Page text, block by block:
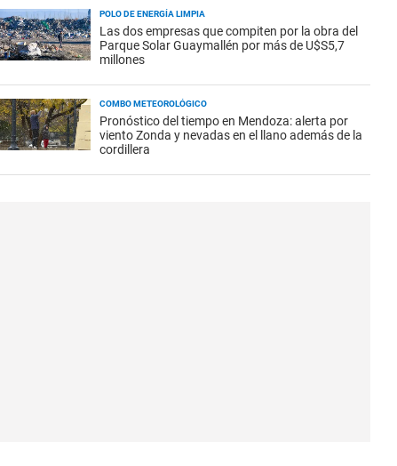
POLO DE ENERGÍA LIMPIA
Las dos empresas que compiten por la obra del
Parque Solar Guaymallén por más de U$S5,7
millones
COMBO METEOROLÓGICO
Pronóstico del tiempo en Mendoza: alerta por
viento Zonda y nevadas en el llano además de la
cordillera